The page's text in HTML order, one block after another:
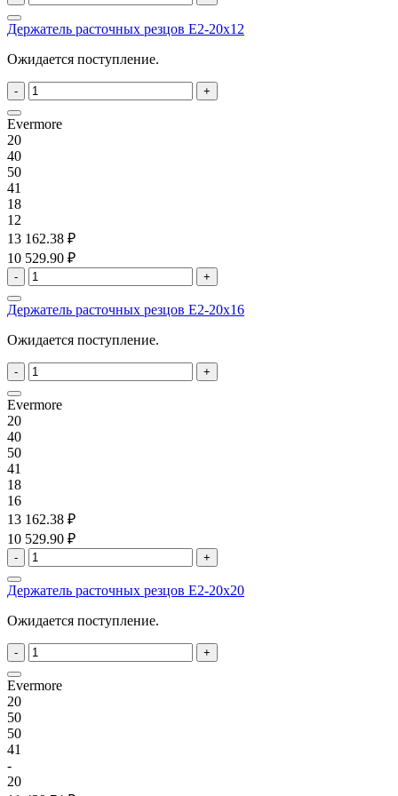
Держатель расточных резцов E2-20x12
Ожидается поступление.
- +
Evermore
20
40
50
41
18
12
13 162.38 ₽
10 529.90 ₽
- +
Держатель расточных резцов E2-20x16
Ожидается поступление.
- +
Evermore
20
40
50
41
18
16
13 162.38 ₽
10 529.90 ₽
- +
Держатель расточных резцов E2-20x20
Ожидается поступление.
- +
Evermore
20
50
50
41
-
20